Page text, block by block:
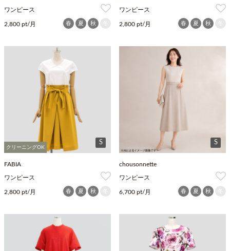
ワンピース
2,800 pt/月 春 夏 秋
ワンピース
2,800 pt/月 春 夏 秋
クリーニングOK
S
FABIA
ワンピース
2,800 pt/月 春 夏 秋
S
chousonnette
ワンピース
6,700 pt/月 春 夏 秋